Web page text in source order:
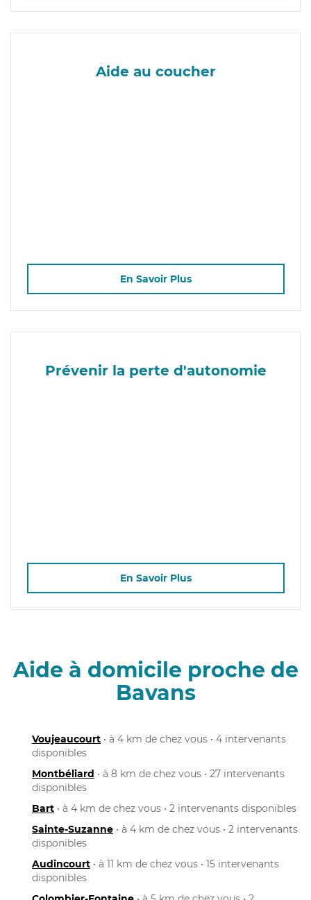
Aide au coucher
En Savoir Plus
Prévenir la perte d'autonomie
En Savoir Plus
Aide à domicile proche de
Bavans
Voujeaucourt • à 4 km de chez vous • 4 intervenants
disponibles
Montbéliard • à 8 km de chez vous • 27 intervenants
disponibles
Bart • à 4 km de chez vous • 2 intervenants disponibles
Sainte-Suzanne • à 4 km de chez vous • 2 intervenants
disponibles
Audincourt • à 11 km de chez vous • 15 intervenants
disponibles